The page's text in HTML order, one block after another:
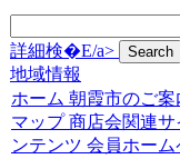
詳細検�E/a>
地域情報
ホーム 朝霞市のご案
マップ 商店会関連サ
ンテンツ 会員ホー